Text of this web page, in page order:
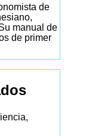
de
manual de
de primer